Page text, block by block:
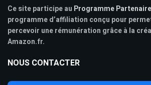
Ce site participe au Programme
programme d’affiliation conçu pour
percevoir une rémunération grâce à la
Amazon.fr.
NOUS CONTACTER